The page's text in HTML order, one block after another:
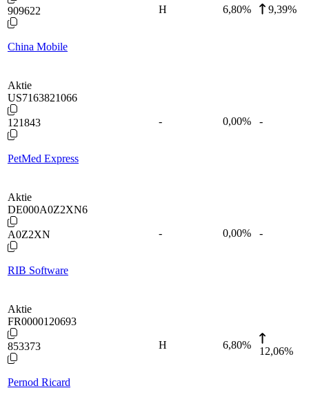
909622
China Mobile
H 6,80% 9,39%
Aktie
US7163821066
121843
PetMed Express
- 0,00% -
Aktie
DE000A0Z2XN6
A0Z2XN
RIB Software
- 0,00% -
Aktie
FR0000120693
853373
Pernod Ricard
H 6,80%
12,06%